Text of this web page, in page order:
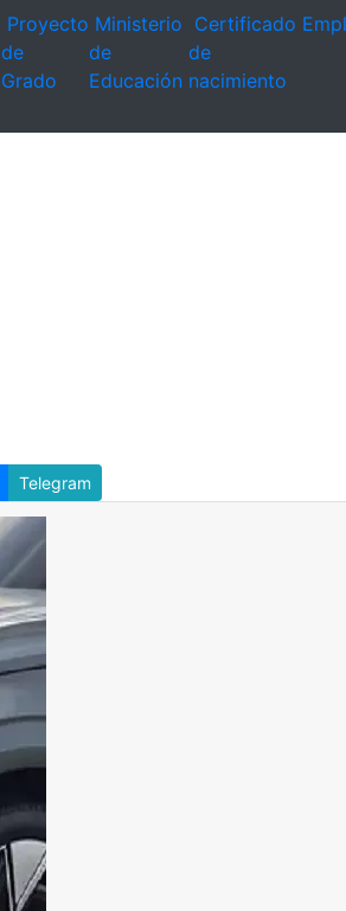
Proyecto
de
Grado
Ministerio
de
Educación
Certificado
de
nacimiento
Telegram